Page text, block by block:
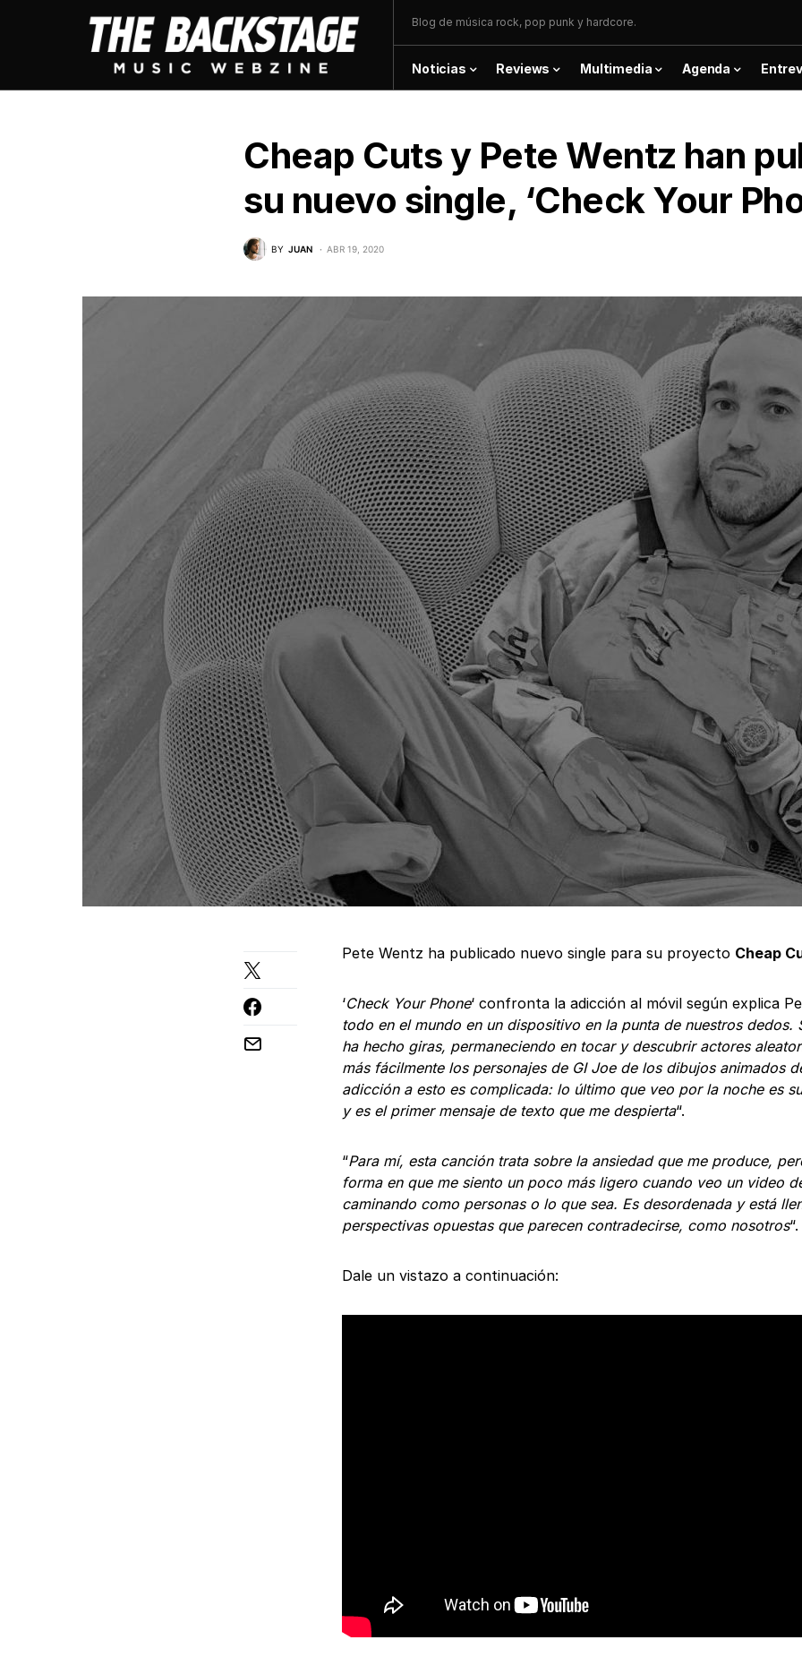
Blog de música rock, pop punk y hardcore.
Noticias Reviews Multimedia Agenda
Cheap Cuts y Pete Wentz han
su nuevo single, ‘Check Your
BY JUAN ABR 19, 2020
Pete Wentz ha publicado nuevo single para su proyecto Cheap
‘Check Your Phone‘ confronta la adicción al móvil según explica
todo en el mundo en un dispositivo en la punta de nuestros dedos.
ha hecho giras, permaneciendo en tocar y descubrir actores
más fácilmente los personajes de GI Joe de los dibujos animados
adicción a esto es complicada: lo último que veo por la noche es
y es el primer mensaje de texto que me despierta“.
“Para mí, esta canción trata sobre la ansiedad que me produce,
forma en que me siento un poco más ligero cuando veo un video
caminando como personas o lo que sea. Es desordenada y está
perspectivas opuestas que parecen contradecirse, como nosotros“.
Dale un vistazo a continuación: